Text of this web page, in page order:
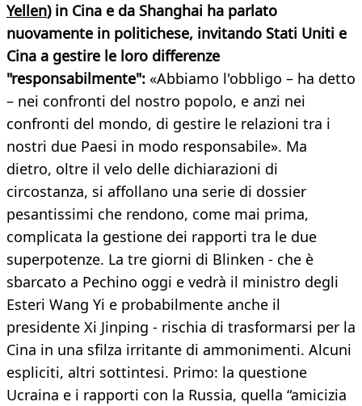
Yellen) in Cina e da Shanghai ha parlato
nuovamente in politichese, invitando Stati Uniti e
Cina a gestire le loro differenze
"responsabilmente": «Abbiamo l'obbligo – ha detto
– nei confronti del nostro popolo, e anzi nei
confronti del mondo, di gestire le relazioni tra i
nostri due Paesi in modo responsabile». Ma
dietro, oltre il velo delle dichiarazioni di
circostanza, si affollano una serie di dossier
pesantissimi che rendono, come mai prima,
complicata la gestione dei rapporti tra le due
superpotenze. La tre giorni di Blinken - che è
sbarcato a Pechino oggi e vedrà il ministro degli
Esteri Wang Yi e probabilmente anche il
presidente Xi Jinping - rischia di trasformarsi per la
Cina in una sfilza irritante di ammonimenti. Alcuni
espliciti, altri sottintesi. Primo: la questione
Ucraina e i rapporti con la Russia, quella “amicizia